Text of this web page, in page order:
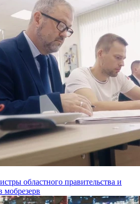
областного правительства и
мобрезерв